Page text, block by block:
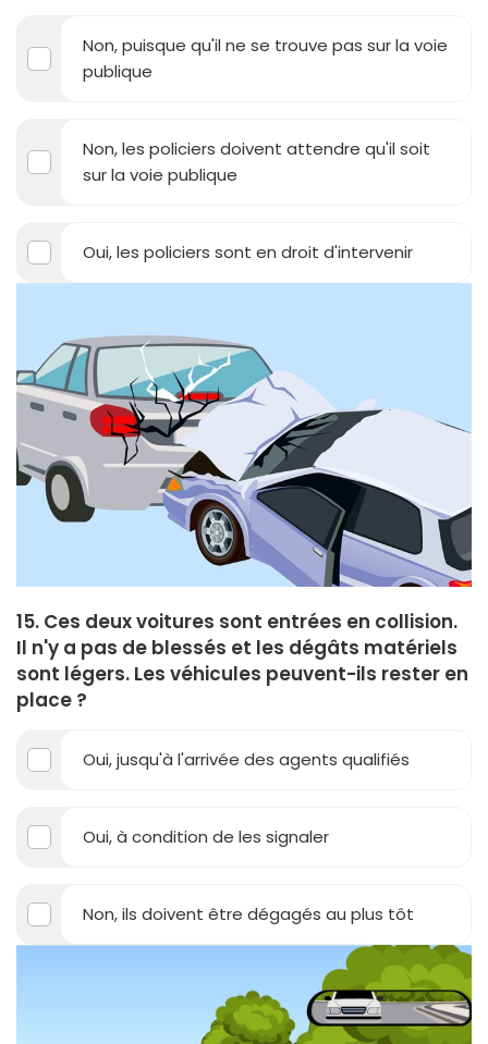
Non, puisque qu'il ne se trouve pas sur la voie
publique
Non, les policiers doivent attendre qu'il soit
sur la voie publique
Oui, les policiers sont en droit d'intervenir
15. Ces deux voitures sont entrées en collision.
Il n'y a pas de blessés et les dégâts matériels
sont légers. Les véhicules peuvent-ils rester en
place ?
Oui, jusqu'à l'arrivée des agents qualifiés
Oui, à condition de les signaler
Non, ils doivent être dégagés au plus tôt